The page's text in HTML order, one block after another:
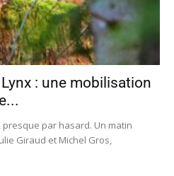
: une mobilisation
presque par hasard. Un matin
Giraud et Michel Gros,